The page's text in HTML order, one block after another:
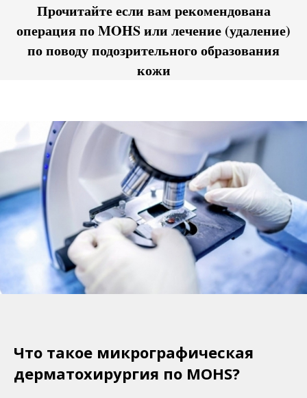
Прочитайте если вам рекомендована
операция по MOHS или лечение (удаление)
по поводу подозрительного образования
кожи
Что такое микрографическая
дерматохирургия по MOHS?